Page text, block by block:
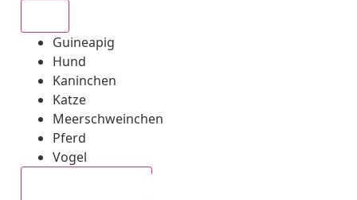
Guineapig
Hund
Kaninchen
Katze
Meerschweinchen
Pferd
Vogel